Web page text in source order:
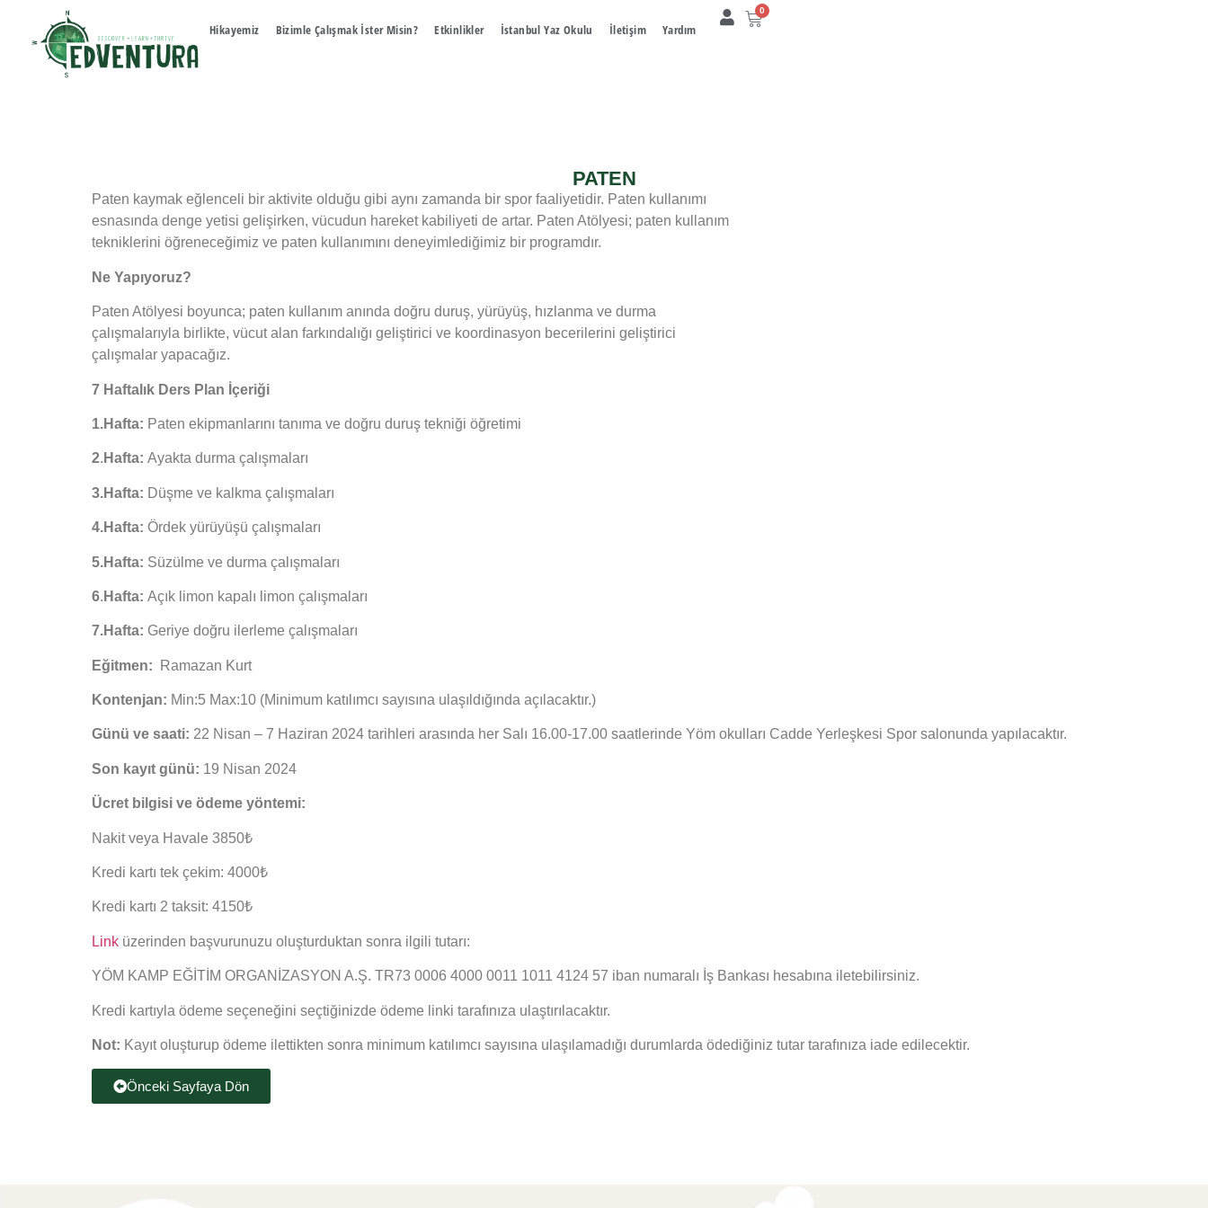
Hikayemiz Bizimle Çalışmak İster Misin? Etkinlikler İstanbul Yaz Okulu İletişim Yardım
0
PATEN
Paten kaymak eğlenceli bir aktivite olduğu gibi aynı zamanda bir spor faaliyetidir. Paten kullanımı
esnasında denge yetisi gelişirken, vücudun hareket kabiliyeti de artar. Paten Atölyesi; paten kullanım
tekniklerini öğreneceğimiz ve paten kullanımını deneyimlediğimiz bir programdır.
Ne Yapıyoruz?
Paten Atölyesi boyunca; paten kullanım anında doğru duruş, yürüyüş, hızlanma ve durma
çalışmalarıyla birlikte, vücut alan farkındalığı geliştirici ve koordinasyon becerilerini geliştirici
çalışmalar yapacağız.
7 Haftalık Ders Plan İçeriği
1.Hafta: Paten ekipmanlarını tanıma ve doğru duruş tekniği öğretimi
2. Hafta: Ayakta durma çalışmaları
3.Hafta: Düşme ve kalkma çalışmaları
4.Hafta: Ördek yürüyüşü çalışmaları
5.Hafta: Süzülme ve durma çalışmaları
6. Hafta: Açık limon kapalı limon çalışmaları
7.Hafta: Geriye doğru ilerleme çalışmaları
Eğitmen: Ramazan Kurt
Kontenjan: Min:5 Max:10 (Minimum katılımcı sayısına ulaşıldığında açılacaktır.)
Günü ve saati: 22 Nisan – 7 Haziran 2024 tarihleri arasında her Salı 16.00-17.00 saatlerinde Yöm okulları Cadde Yerleşkesi Spor salonunda yapılacaktır.
Son kayıt günü: 19 Nisan 2024
Ücret bilgisi ve ödeme yöntemi:
Nakit veya Havale 3850₺
Kredi kartı tek çekim: 4000₺
Kredi kartı 2 taksit: 4150₺
Link üzerinden başvurunuzu oluşturduktan sonra ilgili tutarı:
YÖM KAMP EĞİTİM ORGANİZASYON A.Ş. TR73 0006 4000 0011 1011 4124 57 iban numaralı İş Bankası hesabına iletebilirsiniz.
Kredi kartıyla ödeme seçeneğini seçtiğinizde ödeme linki tarafınıza ulaştırılacaktır.
Not: Kayıt oluşturup ödeme ilettikten sonra minimum katılımcı sayısına ulaşılamadığı durumlarda ödediğiniz tutar tarafınıza iade edilecektir.
Önceki Sayfaya Dön